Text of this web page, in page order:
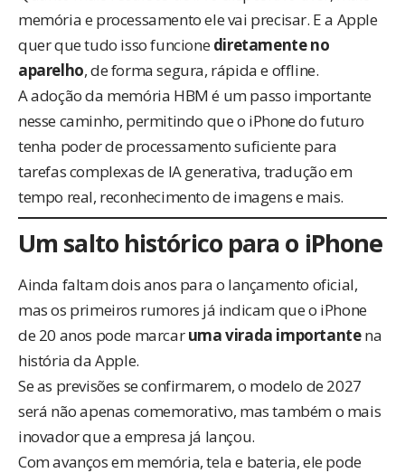
memória e processamento ele vai precisar. E a Apple
quer que tudo isso funcione diretamente no
aparelho, de forma segura, rápida e offline.
A adoção da memória HBM é um passo importante
nesse caminho, permitindo que o iPhone do futuro
tenha poder de processamento suficiente para
tarefas complexas de IA generativa, tradução em
tempo real, reconhecimento de imagens e mais.
Um salto histórico para o iPhone
Ainda faltam dois anos para o lançamento oficial,
mas os primeiros rumores já indicam que o iPhone
de 20 anos pode marcaruma virada importantena
história da Apple.
Se as previsões se confirmarem, o modelo de 2027
será não apenas comemorativo, mas também o mais
inovador que a empresa já lançou.
Com avanços em memória, tela e bateria, ele pode